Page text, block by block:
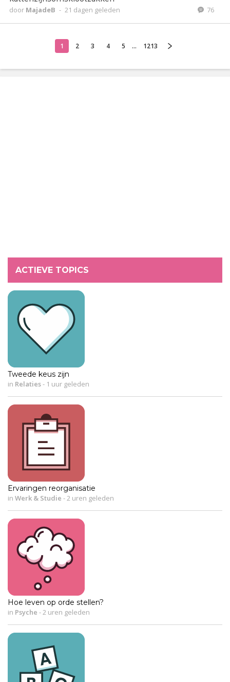
door MajadeB - 21 dagen geleden 76
1 2 3 4 5 ... 1213
ACTIEVE TOPICS
Tweede keus zijn
in Relaties- 1 uur geleden
Ervaringen reorganisatie
in Werk & Studie - 2 uren geleden
Hoe leven op orde stellen?
in Psyche - 2 uren geleden